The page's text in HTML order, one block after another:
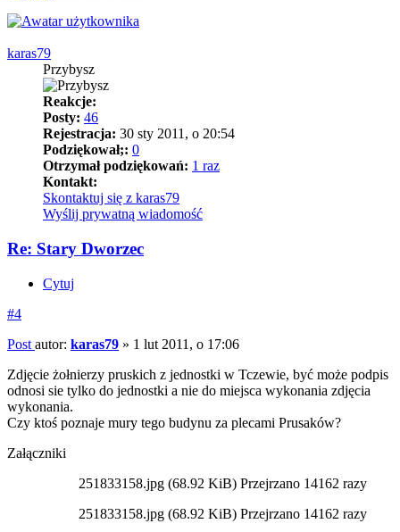
karas79
Przybysz
Reakcje:
Posty: 46
Rejestracja: 30 sty 2011, o 20:54
Podziękował;: 0
Otrzymał podziękowań: 1 raz
Kontakt:
Skontaktuj się z karas79
Wyślij prywatną wiadomość
Re: Stary Dworzec
Cytuj
#4
Post autor: karas79 » 1 lut 2011, o 17:06
Zdjęcie żołnierzy pruskich z jednostki w Tczewie, być może podpis
odnosi sie tylko do jednostki a nie do miejsca wykonania zdjęcia
wykonania.
Czy ktoś poznaje mury tego budynu za plecami Prusaków?
Załączniki
251833158.jpg (68.92 KiB) Przejrzano 14162 razy
251833158.jpg (68.92 KiB) Przejrzano 14162 razy